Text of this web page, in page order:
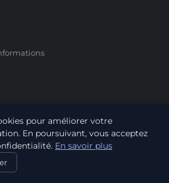
pour améliorer votre
En poursuivant, vous acceptez
En savoir plus